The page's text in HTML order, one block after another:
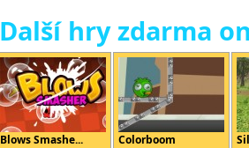
Další hry zdarma
Blows Smashe... Colorboom